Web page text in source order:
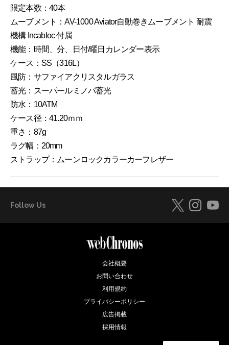
限定本数：40本
ムーブメント：AV-1000 Aviator⾃動巻きムーブメント 耐震
機構 Incabloc 付属
機能：時間、分、⽇付/曜⽇カレンダー表⽰
ケース：SS（316L）
⾵防：サファイアクリスタルガラス
蓄光：スーパールミノバ蓄光
防⽔：10ATM
ケース径：41.20ｍｍ
重さ：87g
ラグ幅：20mm
ストラップ：ムーンロックカラーカーフレザー
Follow Us
会社概要
お問い合わせ
利用規約
プライバシーポリシー
広告掲載
採用情報